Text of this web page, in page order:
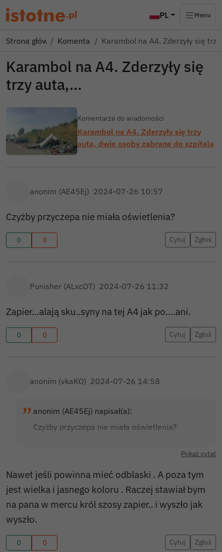
PL Menu
Strona główna Komentarze Karambol na A4. Zderzyły się
Karambol na A4. Zderzyły się
trzy auta,…
Komentarze do wiadomości
Karambol na A4. Zderzyły się trzy
auta, dwie osoby zabrane do szpitala
anonim (AE45Ej) 2024-07-26 10:57
Czyżby przyczepa nie miała oświetlenia?
0 0 Cytuj Zgłoś
Punisher (ALxcOT) 2024-07-26 11:32
Zapier...alają sku..syny na tej A4 jak po....ani.
0 0 Cytuj Zgłoś
anonim (vkaKO) 2024-07-26 14:58
anonim (AE45Ej) napisał(a):
Czyżby przyczepa nie miała oświetlenia?
Pokaż cytat
Nawet jeśli powinna mieć odblaski . A poza tym
jest wielka i jasnego koloru . Raczej stawiał bym
na pana w mercu król szosy zapier.. i wyszło jak
wyszło.
0 0 Cytuj Zgłoś